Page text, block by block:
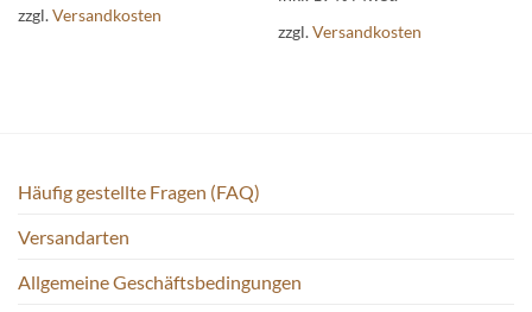
zzgl.Versandkosten
zzgl.Versandkosten
Häufig gestellte Fragen (FAQ)
Versandarten
Allgemeine Geschäftsbedingungen